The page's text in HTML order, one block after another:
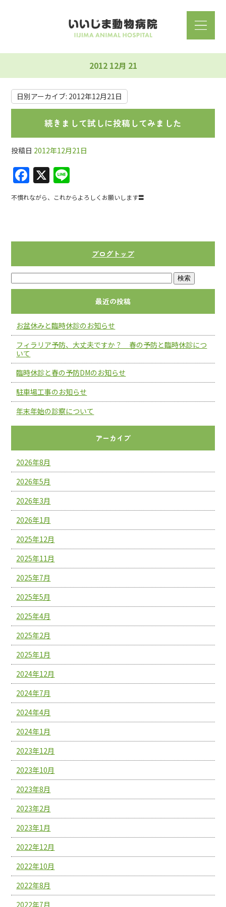
2012 12月 21
日別アーカイブ: 2012年12月21日
続きまして試しに投稿してみました
投稿日 2012年12月21日
F
a
c
b
o
k
X
n
e
不慣れながら、これからよろしくお願いします〓
ブログトップ
最近の投稿
お盆休みと臨時休診のお知らせ
フィラリア予防、大丈夫ですか？ 春の予防と臨時休診につ
いて
臨時休診と春の予防DMのお知らせ
駐車場工事のお知らせ
年末年始の診察について
アーカイブ
2026年8月
2026年5月
2026年3月
2026年1月
2025年12月
2025年11月
2025年7月
2025年5月
2025年4月
2025年2月
2025年1月
2024年12月
2024年7月
2024年4月
2024年1月
2023年12月
2023年10月
2023年8月
2023年2月
2023年1月
2022年12月
2022年10月
2022年8月
2022年7月